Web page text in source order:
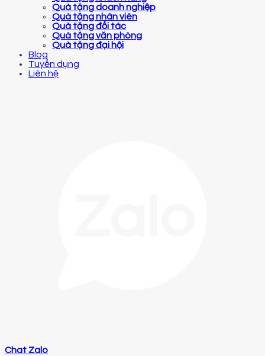
Quà tặng doanh nghiệp
Quà tặng nhân viên
Quà tặng đối tác
Quà tặng văn phòng
Quà tặng đại hội
Blog
Tuyển dụng
Liên hệ
Chat Zalo